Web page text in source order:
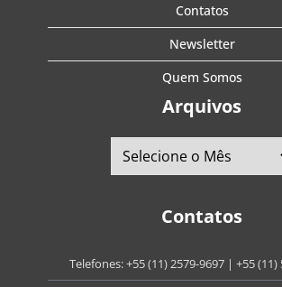
Contatos
Newsletter
Quem Somos
Arquivos
Contatos
Telefones:+55 (11) 2579-9697 | +55 (11)